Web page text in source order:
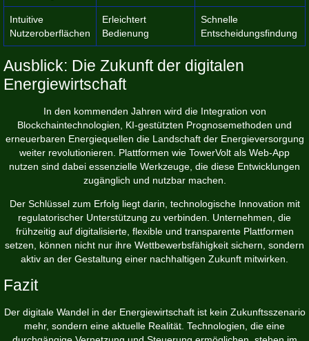
Intuitive
Nutzeroberflächen
Erleichtert
Bedienung
Schnelle
Entscheidungsfindung
Ausblick: Die Zukunft der digitalen
Energiewirtschaft
In den kommenden Jahren wird die Integration von
Blockchaintechnologien, KI-gestützten Prognosemethoden und
erneuerbaren Energiequellen die Landschaft der Energieversorgung
weiter revolutionieren. Plattformen wie TowerVolt als Web-App
nutzen sind dabei essenzielle Werkzeuge, die diese Entwicklungen
zugänglich und nutzbar machen.
Der Schlüssel zum Erfolg liegt darin, technologische Innovation mit
regulatorischer Unterstützung zu verbinden. Unternehmen, die
frühzeitig auf digitalisierte, flexible und transparente Plattformen
setzen, können nicht nur ihre Wettbewerbsfähigkeit sichern, sondern
aktiv an der Gestaltung einer nachhaltigen Zukunft mitwirken.
Fazit
Der digitale Wandel in der Energiewirtschaft ist kein Zukunftsszenario
mehr, sondern eine aktuelle Realität. Technologien, die eine